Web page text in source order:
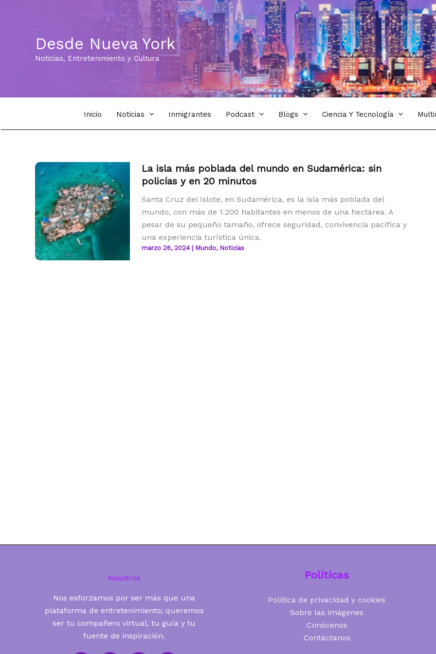
Desde Nueva York
Noticias, Entretenimiento y Cultura
Inicio Noticias Inmigrantes Podcast Blogs Ciencia Y Tecnología
La isla más poblada del mundo en Sudamérica: sin
policías y en 20 minutos
Santa Cruz del Islote, en Sudamérica, es la isla más poblada del
mundo, con más de 1.200 habitantes en menos de una hectárea. A
pesar de su pequeño tamaño, ofrece seguridad, convivencia pacífica y
una experiencia turística única.
marzo 26, 2024 Mundo, Noticias
Nosotros
Nos esforzamos por ser más que una
plataforma de entretenimiento; queremos
ser tu compañero virtual, tu guía y tu
fuente de inspiración.
Políticas
Política de privacidad y cookies
Sobre las imágenes
Conócenos
Contáctanos